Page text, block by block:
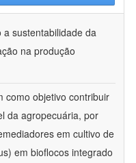
a sustentabilidade da
na produção
como objetivo contribuir
da agropecuária, por
em cultivo de
em bioflocos integrado